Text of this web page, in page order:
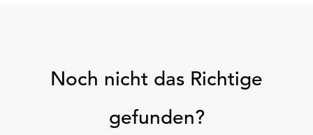
Noch nicht das Richtige
gefunden?